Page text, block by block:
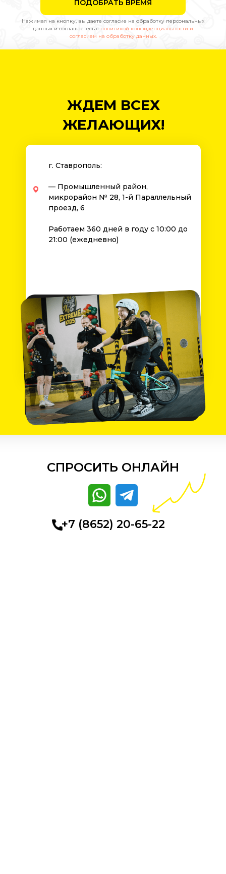
Нажимая на кнопку, вы даете согласие на обработку персональных
данных и соглашаетесь c политикой конфиденциальности и
согласием на обработку данных.
ПОДОБРАТЬ ВРЕМЯ
ЖДЕМ ВСЕХ
ЖЕЛАЮЩИХ!
г. Ставрополь:
— Промышленный район,
микрорайон № 28, 1-й Параллельный
проезд, 6
Работаем 360 дней в году с 10:00 до
21:00 (ежедневно)
СПРОСИТЬ ОНЛАЙН
+7 (8652) 20-65-22